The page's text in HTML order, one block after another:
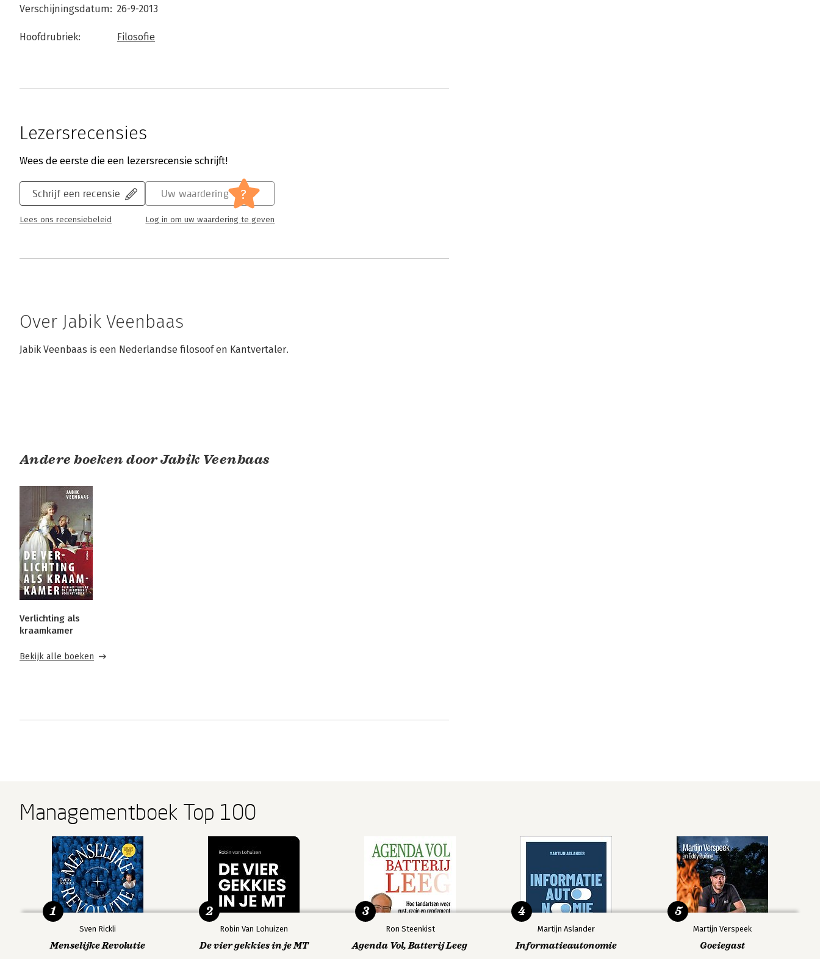
Verschijningsdatum: 26-9-2013
Hoofdrubriek: Filosofie
Lezersrecensies
Wees de eerste die een lezersrecensie schrijft!
Schrijf een recensie
Lees ons recensiebeleid
Uw waardering ?
Log in om uw waardering te geven
Over Jabik Veenbaas
Jabik Veenbaas is een Nederlandse filosoof en Kantvertaler.
Andere boeken door Jabik Veenbaas
Verlichting als
kraamkamer
Bekijk alle boeken
Managementboek Top 100
Sven Rickli
Menselijke Revolutie
1
Robin Van Lohuizen
De vier gekkies in je MT
2
Ron Steenkist
Agenda Vol, Batterij Leeg
3
Martijn Aslander
Informatieautonomie
4
Martijn Verspeek
Goeiegast
5